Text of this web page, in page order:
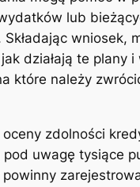
lub
Składając wniosek,
działają te plany i
które należy
oceny zdolności
pod uwagę tysiące